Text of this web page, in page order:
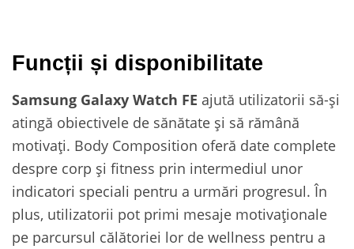
Funcții și disponibilitate
Samsung Galaxy Watch FE ajută utilizatorii să-și
atingă obiectivele de sănătate și să rămână
motivați. Body Composition oferă date complete
despre corp și fitness prin intermediul unor
indicatori speciali pentru a urmări progresul. În
plus, utilizatorii pot primi mesaje motivaționale
pe parcursul călătoriei lor de wellness pentru a